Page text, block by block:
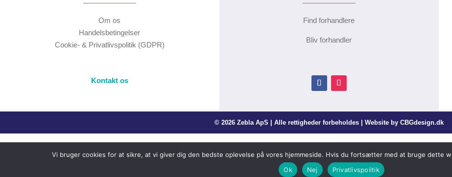
Om os
Handelsbetingelser
Cookie- & Privatlivspolitik (GDPR)
Kontakt os
Find forhandlere
Bliv forhandler
© 2026 Zebla ApS | Alle rettigheder forbeholdes | Website by CBGdesign.dk
Vi bruger cookies for at sikre, at vi giver dig den bedste oplevelse på vores hjemmeside. Hvis du fortsætter med at bruge dette
Ok
Nej Privatlivspolitik